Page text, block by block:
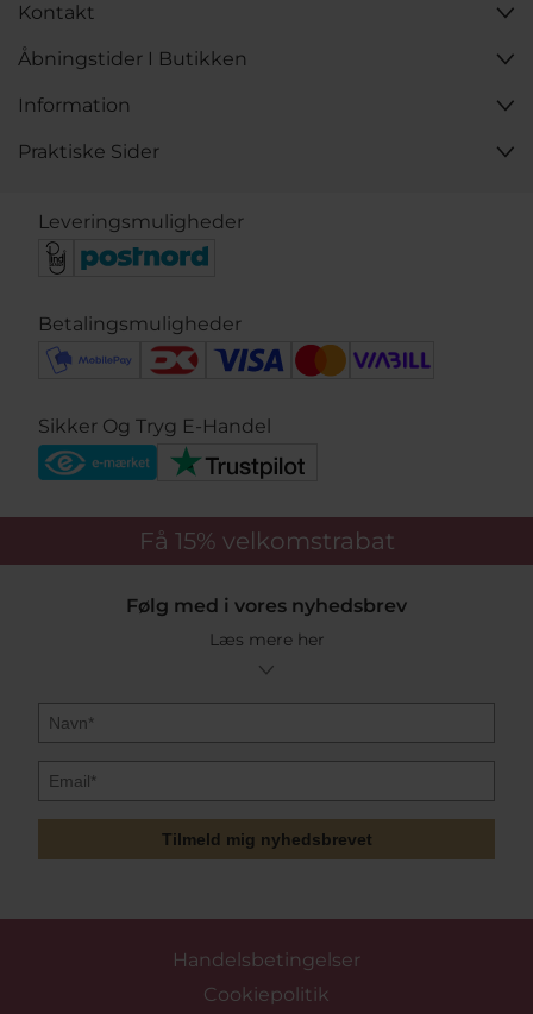
Kontakt
Åbningstider I Butikken
Information
Praktiske Sider
Leveringsmuligheder
Betalingsmuligheder
Sikker Og Tryg E-Handel
Få 15% velkomstrabat
Følg med i vores nyhedsbrev
Læs mere her
Tilmeld mig nyhedsbrevet
Handelsbetingelser
Cookiepolitik